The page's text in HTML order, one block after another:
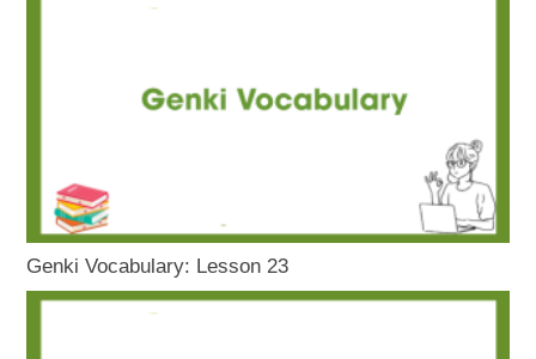
Genki Vocabulary: Lesson 23